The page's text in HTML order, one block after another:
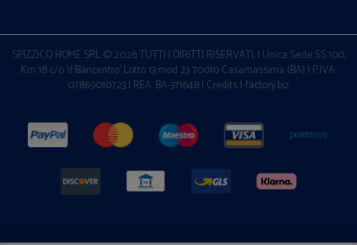
SPIZZICO HOME SRL © 2026 TUTTI I DIRITTI RISERVATI. | Unica Sede SS 100,
Km 18 c/o 'il Baricentro' Lotto 13 mod 23 70010 Casamassima (BA) | P.IVA:
07869010723 | REA: BA-371648 | Credits I-factory.biz